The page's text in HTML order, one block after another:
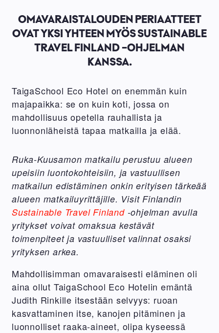
OMAVARAISTALOUDEN PERIAATTEET
OVAT YKSI YHTEEN MYÖS SUSTAINABLE
TRAVEL FINLAND -OHJELMAN
KANSSA.
TaigaSchool Eco Hotel on enemmän kuin
majapaikka: se on kuin koti, jossa on
mahdollisuus opetella rauhallista ja
luonnonläheistä tapaa matkailla ja elää.
Ruka-Kuusamon matkailu perustuu alueen
upeisiin luontokohteisiin, ja vastuullisen
matkailun edistäminen onkin erityisen tärkeää
alueen matkailuyrittäjille. Visit Finlandin
Sustainable Travel Finland-ohjelman avulla
yritykset voivat omaksua kestävät
toimenpiteet ja vastuulliset valinnat osaksi
yrityksen arkea.
Mahdollisimman omavaraisesti eläminen oli
aina ollut TaigaSchool Eco Hotelin emäntä
Judith Rinkille itsestään selvyys: ruoan
kasvattaminen itse, kanojen pitäminen ja
luonnolliset raaka-aineet, olipa kyseessä